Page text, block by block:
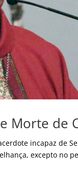
Morte de
incapaz de
excepto no